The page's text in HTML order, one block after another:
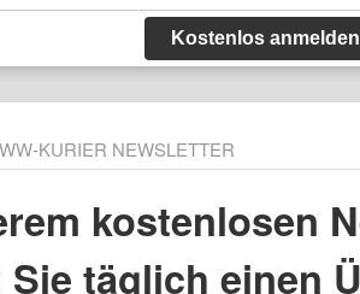
Kostenlos anmelden
KURIER NEWSLETTER
kostenlosen
täglich einen